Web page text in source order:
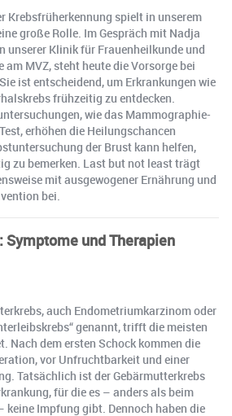
Krebsfrüherkennung spielt in unserem
große Rolle. Im Gespräch mit Nadja
unserer Klinik für Frauenheilkunde und
am MVZ, steht heute die Vorsorge bei
ist entscheidend, um Erkrankungen wie
frühzeitig zu entdecken.
wie das Mammographie-
erhöhen die Heilungschancen
der Brust kann helfen,
zu bemerken. Last but not least trägt
mit ausgewogener Ernährung und
bei.
Symptome und Therapien
auch Endometriumkarzinom oder
genannt, trifft die meisten
Nach dem ersten Schock kommen die
vor Unfruchtbarkeit und einer
Tatsächlich ist der Gebärmutterkrebs
für die es – anders als beim
keine Impfung gibt. Dennoch haben die